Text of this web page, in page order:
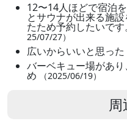
12〜14人ほどで宿泊
とサウナが出来る施
たため予約したいで
25/07/27）
広いからいいと思った
バーベキュー場があ
め （2025/06/19）
周